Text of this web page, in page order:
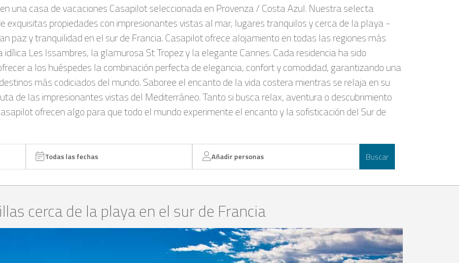
una casa de vacaciones Casapilot seleccionada en Provenza / Costa Azul. Nuestra selecta
exquisitas propiedades con impresionantes vistas al mar, lugares tranquilos y cerca de la playa -
paz y tranquilidad en el sur de Francia. Casapilot ofrece alojamiento en todas las regiones más
Les Issambres, la glamurosa St Tropez y la elegante Cannes. Cada residencia ha sido
a los huéspedes la combinación perfecta de elegancia, confort y comodidad, garantizando una
más codiciados del mundo. Saboree el encanto de la vida costera mientras se relaja en su
de las impresionantes vistas del Mediterráneo. Tanto si busca relax, aventura o descubrimiento
ofrecen algo para que todo el mundo experimente el encanto y la sofisticación del Sur de
Todas las fechas Añadir personas Buscar
cerca de la playa en el sur de Francia